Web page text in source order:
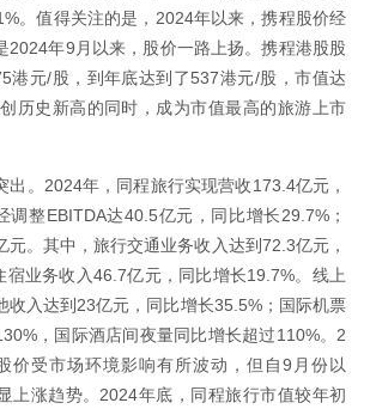
。值得关注的是，2024年以来，携程股价经
2024年9月以来，股价一路上扬。携程港股股
港元/股，到年底达到了537港元/股，市值达
历史新高的同时，成为市值最高的旅游上市
出。2024年，同程旅行实现营收173.4亿元，
调整EBITDA达40.5亿元，同比增长29.7%；
元。其中，旅行交通业务收入达到72.3亿元，
宿业务收入46.7亿元，同比增长19.7%。线上
收入达到23亿元，同比增长35.5%；国际机票
，国际酒店间夜量同比增长超过110%。2
价受市场环境影响有所波动，但自9月份以
上涨趋势。2024年底，同程旅行市值较年初